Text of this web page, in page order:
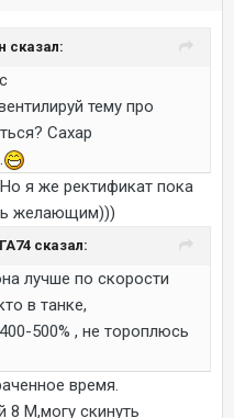
сказал:
тему про
Сахар
я же ректификат пока
желающим)))
сказал:
лучше по скорости
в танке,
500% , не тороплюсь
время.
8 М,могу скинуть